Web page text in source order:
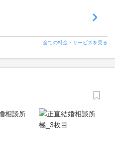
全ての料金・サービスを見る